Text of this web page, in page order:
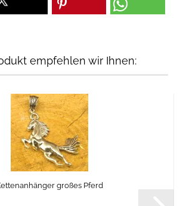
empfehlen wir Ihnen:
großes Pferd